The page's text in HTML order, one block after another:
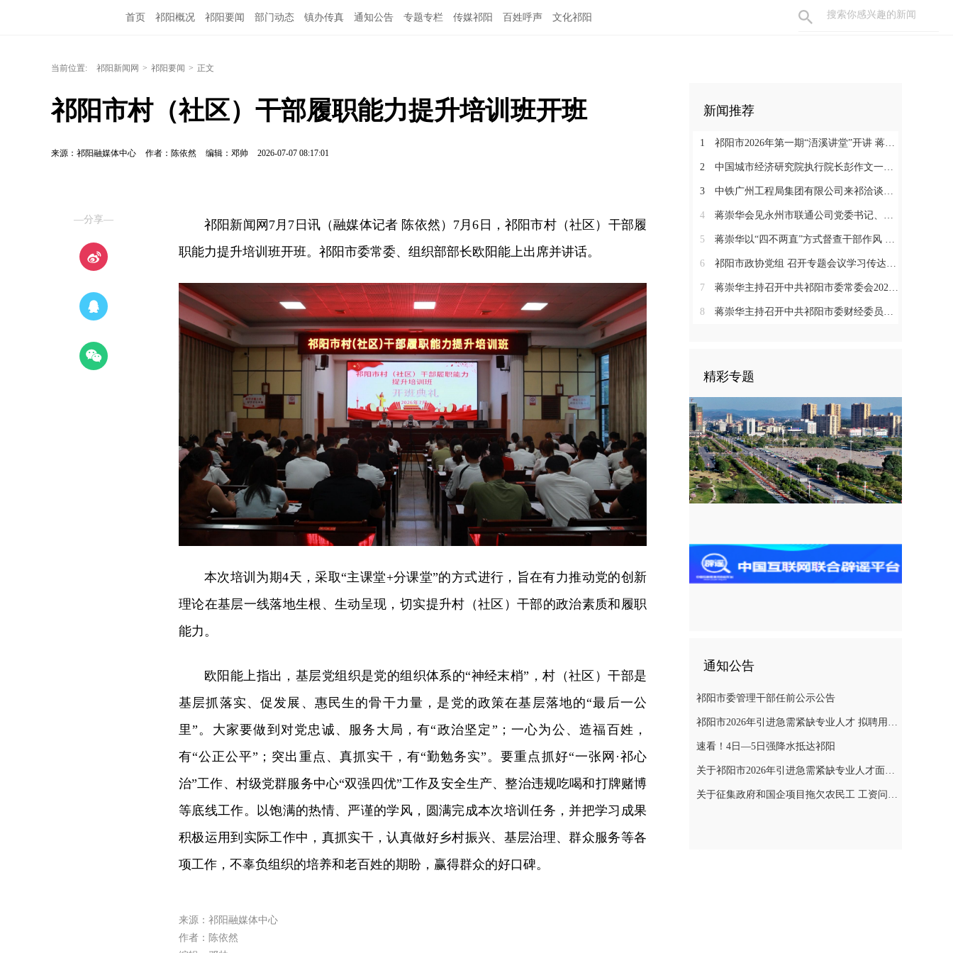
首页 祁阳概况 祁阳要闻 部门动态 镇办传真 通知公告 专题专栏 传媒祁阳 百姓呼声 文化祁阳
当前位置: 祁阳新闻网 > 祁阳要闻 > 正文
祁阳市村（社区）干部履职能力提升培训班开班
来源：祁阳融媒体中心 作者：陈依然 编辑：邓帅 2026-07-07 08:17:01
—分享—
祁阳新闻网7月7日讯（融媒体记者 陈依然）7月6日，祁阳市村（社区）干部履
职能力提升培训班开班。祁阳市委常委、组织部部长欧阳能上出席并讲话。
本次培训为期4天，采取“主课堂+分课堂”的方式进行，旨在有力推动党的创新
理论在基层一线落地生根、生动呈现，切实提升村（社区）干部的政治素质和履职
能力。
欧阳能上指出，基层党组织是党的组织体系的“神经末梢”，村（社区）干部是
基层抓落实、促发展、惠民生的骨干力量，是党的政策在基层落地的“最后一公
里”。大家要做到对党忠诚、服务大局，有“政治坚定”；一心为公、造福百姓，
有“公正公平”；突出重点、真抓实干，有“勤勉务实”。要重点抓好“一张网·祁心
治”工作、村级党群服务中心“双强四优”工作及安全生产、整治违规吃喝和打牌赌博
等底线工作。以饱满的热情、严谨的学风，圆满完成本次培训任务，并把学习成果
积极运用到实际工作中，真抓实干，认真做好乡村振兴、基层治理、群众服务等各
项工作，不辜负组织的培养和老百姓的期盼，赢得群众的好口碑。
来源：祁阳融媒体中心
作者：陈依然
新闻推荐
1 祁阳市2026年第一期“浯溪讲堂”开讲 蒋崇华参加
2 中国城市经济研究院执行院长彭作文一行来祁调研恳谈
3 中铁广州工程局集团有限公司来祁洽谈项目合作
4 蒋崇华会见永州市联通公司党委书记、总经理钟永雄一行
5 蒋崇华以“四不两直”方式督查干部作风 从严抓实事业单位队伍建设
6 祁阳市政协党组 召开专题会议学习传达贯彻市第二次党代会精神
7 蒋崇华主持召开中共祁阳市委常委会2026年第23次会议
8 蒋崇华主持召开中共祁阳市委财经委员会2026年第3次会议
精彩专题
通知公告
祁阳市委管理干部任前公示公告
祁阳市2026年引进急需紧缺专业人才 拟聘用人员名单公示
速看！4日—5日强降水抵达祁阳
关于祁阳市2026年引进急需紧缺专业人才面试成绩、 入围体检人员名单及体检相关事项的公告
关于征集政府和国企项目拖欠农民工 工资问题线索的通告